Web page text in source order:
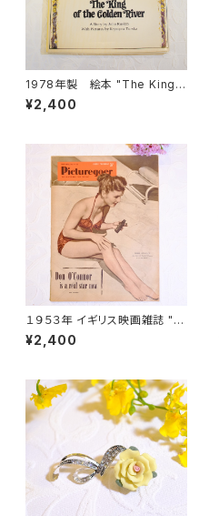
1978年製 絵本 "The King o
¥2,400
１９５３年 イギリス映画雑誌 " P
icturegoer " ７月４日号 [OV-
21]
¥2,400